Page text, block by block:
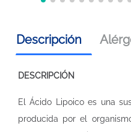
Descripción
DESCRIPCIÓN
El Ácido Lipoico es una
producida por el